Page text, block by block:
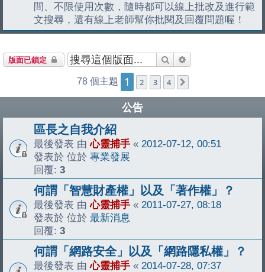
間、不限使用次數，隨時都可以線上批改及進行範
文搜尋，還有線上老師幫你批閱及回覆問題喔！
版面已鎖定 搜尋
78 個主題 1 2 3 4
公告
區長之自我介紹
最後發表 由心靈捕手 « 2012-07-12, 00:51
發表於 位於 專業發展
回覆: 3
何謂「智慧財產權」以及「著作權」？
最後發表 由心靈捕手 « 2011-07-27, 08:18
發表於 位於 最新消息
回覆: 3
何謂「網路安全」以及「網路隱私權」？
最後發表 由心靈捕手 « 2014-07-28, 07:37